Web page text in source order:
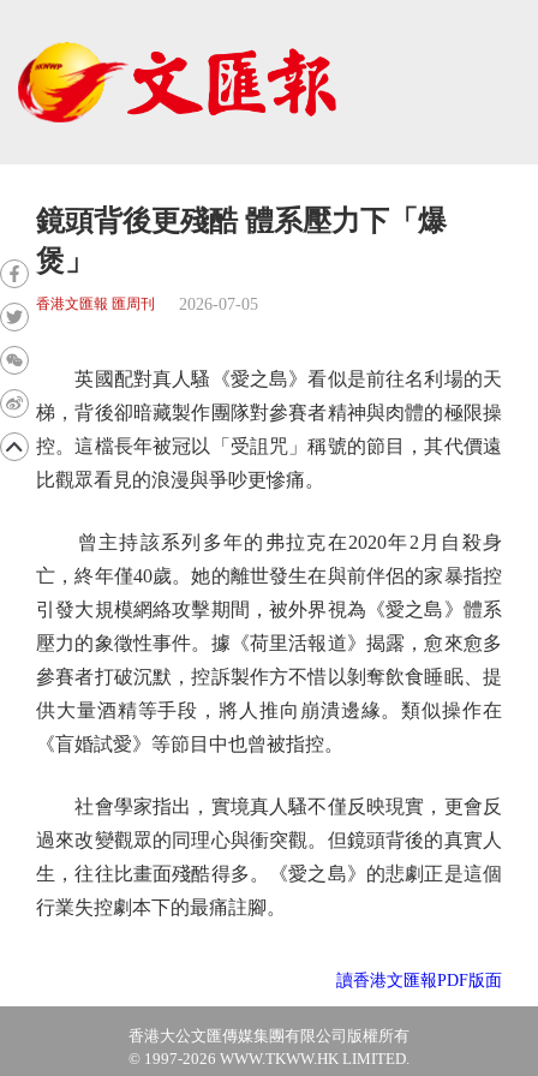
鏡頭背後更殘酷 體系壓力下「爆
煲」
香港文匯報 匯周刊 2026-07-05
英國配對真人騷《愛之島》看似是前往名利場的天
梯，背後卻暗藏製作團隊對參賽者精神與肉體的極限操
控。這檔長年被冠以「受詛咒」稱號的節目，其代價遠
比觀眾看見的浪漫與爭吵更慘痛。
曾主持該系列多年的弗拉克在2020年2月自殺身
亡，終年僅40歲。她的離世發生在與前伴侶的家暴指控
引發大規模網絡攻擊期間，被外界視為《愛之島》體系
壓力的象徵性事件。據《荷里活報道》揭露，愈來愈多
參賽者打破沉默，控訴製作方不惜以剝奪飲食睡眠、提
供大量酒精等手段，將人推向崩潰邊緣。類似操作在
《盲婚試愛》等節目中也曾被指控。
社會學家指出，實境真人騷不僅反映現實，更會反
過來改變觀眾的同理心與衝突觀。但鏡頭背後的真實人
生，往往比畫面殘酷得多。《愛之島》的悲劇正是這個
行業失控劇本下的最痛註腳。
讀香港文匯報PDF版面
香港大公文匯傳媒集團有限公司版權所有
© 1997-2026 WWW.TKWW.HK LIMITED.